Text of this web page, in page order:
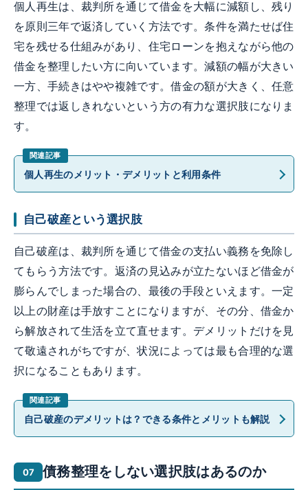
個人再生は、裁判所を通じて借金を大幅に減額し、残り
を原則三年で返済していく方法です。条件を満たせば住
宅を残せる仕組みがあり、住宅ローンを抱えながら他の
借金を整理したい方に向いています。減額の幅が大きい
一方、手続きはやや複雑です。借金の額が大きく、任意
整理では返しきれないという方の有力な選択肢になりま
す。
個人再生のメリット・デメリットと利用条件
自己破産という選択肢
自己破産は、裁判所を通じて借金の支払い義務を免除し
てもらう方法です。返済の見込みが立たないほど借金が
膨らんでしまった場合の、最後の手段といえます。一定
以上の財産は手放すことになりますが、その分、借金か
ら解放されて生活を立て直せます。デメリットだけを見
て敬遠されがちですが、状況によっては最も合理的な選
択になることもあります。
自己破産のデメリットは？できる条件とメリットも解説
債務整理をしない選択肢はあるのか